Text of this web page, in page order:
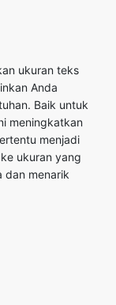
ukuran teks
Anda
Baik untuk
meningkatkan
menjadi
ukuran yang
dan menarik